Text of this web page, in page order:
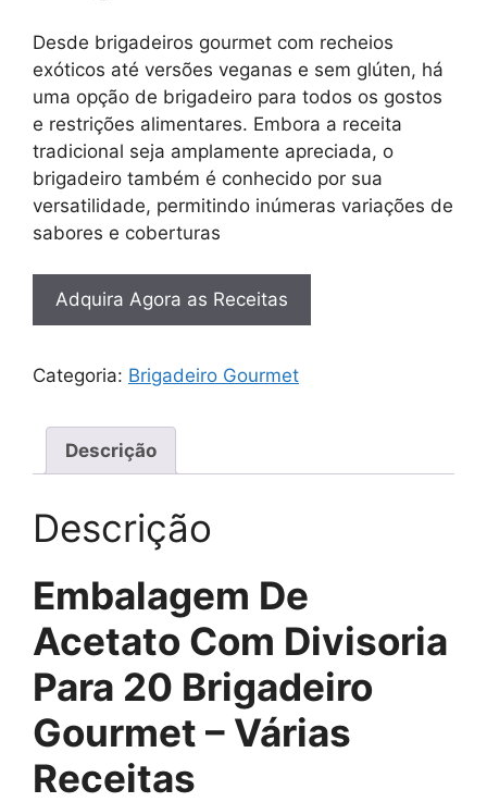
Desde brigadeiros gourmet com recheios
exóticos até versões veganas e sem glúten, há
uma opção de brigadeiro para todos os gostos
e restrições alimentares. Embora a receita
tradicional seja amplamente apreciada, o
brigadeiro também é conhecido por sua
versatilidade, permitindo inúmeras variações de
sabores e coberturas
Adquira Agora as Receitas
Categoria: Brigadeiro Gourmet
Descrição
Descrição
Embalagem De
Acetato Com Divisoria
Para 20 Brigadeiro
Gourmet – Várias
Receitas